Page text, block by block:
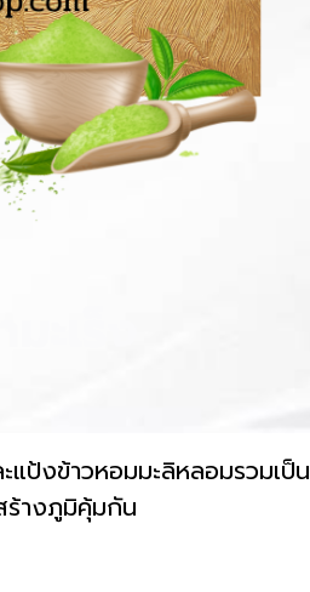
ป้งข้าวหอมมะลิหลอมรวมเป็น
ร้างภูมิคุ้มกัน